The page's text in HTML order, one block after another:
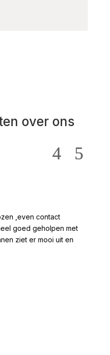
over ons
,even contact
goed geholpen met
ziet er mooi uit en